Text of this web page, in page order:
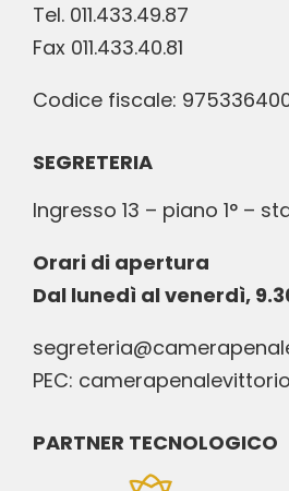
Tel. 011.433.49.87
Fax 011.433.40.81
Codice fiscale:
SEGRETERIA
Ingresso 13 – piano 1° –
Orari di apertura
Dal lunedì al venerdì,
PEC:
PARTNER TECNOLOGICO